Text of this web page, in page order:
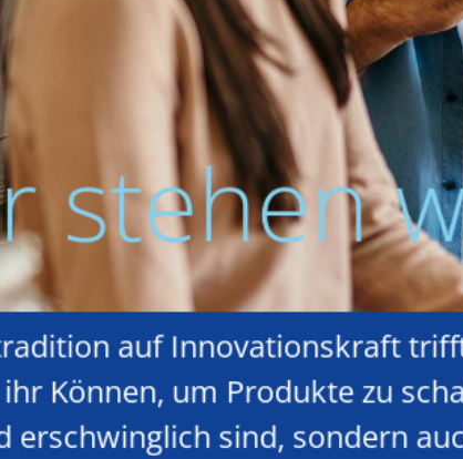
stehen
auf Innovationskraft
Können, um Produkte zu
erschwinglich sind, sondern